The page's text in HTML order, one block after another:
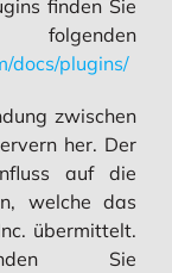
finden Sie
docs/plugins/
zwischen
her. Der
auf die
welche das
übermittelt.
Sie